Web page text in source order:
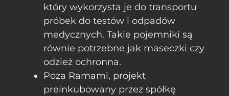
który wykorzysta je do transportu
próbek do testów i odpadów
medycznych. Takie pojemniki są
równie potrzebne jak maseczki czy
odzież ochronna.
Poza Ramami, projekt
preinkubowany przez spółkę